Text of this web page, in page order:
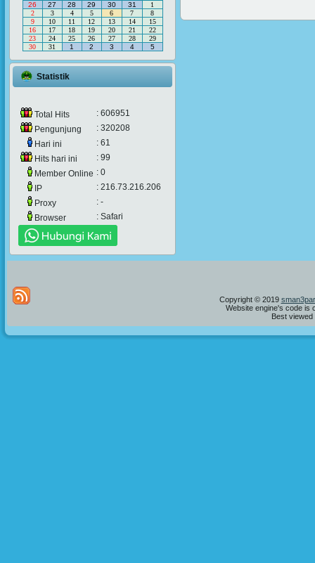
26 27 28 29 30 31
1
2
3 4 5 6 7
8
9
10 11 12 13 14
15
16
17 18 19 20 21
22
23
24 25 26 27 28
29
30
31 1 2 3 4 5
Statistik
Total Hits
: 606951
Pengunjung
: 320208
Hari ini
: 61
Hits hari ini
: 99
Member Online : 0
IP
: 216.73.216.206
Proxy
: -
Browser
: Safari
Copyright © 2019
Website engine's code is
Best